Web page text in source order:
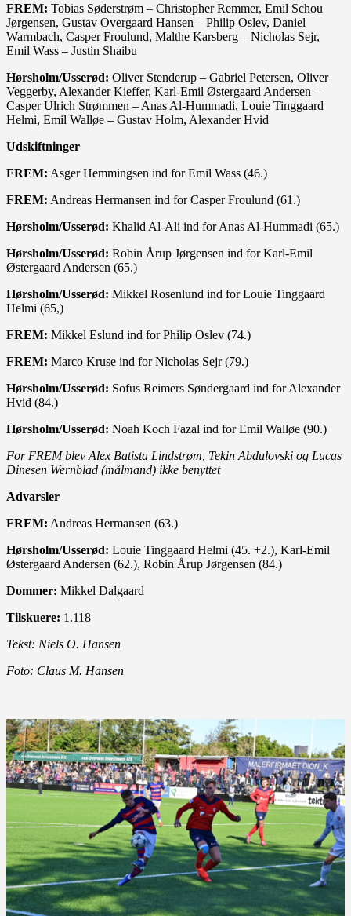
FREM: Tobias Søderstrøm – Christopher Remmer, Emil Schou
Jørgensen, Gustav Overgaard Hansen – Philip Oslev, Daniel
Warmbach, Casper Froulund, Malthe Karsberg – Nicholas Sejr,
Emil Wass – Justin Shaibu
Hørsholm/Usserød: Oliver Stenderup – Gabriel Petersen, Oliver
Veggerby, Alexander Kieffer, Karl-Emil Østergaard Andersen –
Casper Ulrich Strømmen – Anas Al-Hummadi, Louie Tinggaard
Helmi, Emil Walløe – Gustav Holm, Alexander Hvid
Udskiftninger
FREM: Asger Hemmingsen ind for Emil Wass (46.)
FREM: Andreas Hermansen ind for Casper Froulund (61.)
Hørsholm/Usserød: Khalid Al-Ali ind for Anas Al-Hummadi (65.)
Hørsholm/Usserød: Robin Årup Jørgensen ind for Karl-Emil
Østergaard Andersen (65.)
Hørsholm/Usserød: Mikkel Rosenlund ind for Louie Tinggaard
Helmi (65,)
FREM: Mikkel Eslund ind for Philip Oslev (74.)
FREM: Marco Kruse ind for Nicholas Sejr (79.)
Hørsholm/Usserød: Sofus Reimers Søndergaard ind for Alexander
Hvid (84.)
Hørsholm/Usserød: Noah Koch Fazal ind for Emil Walløe (90.)
For FREM blev Alex Batista Lindstrøm, Tekin Abdulovski og Lucas
Dinesen Wernblad (målmand) ikke benyttet
Advarsler
FREM: Andreas Hermansen (63.)
Hørsholm/Usserød: Louie Tinggaard Helmi (45. +2.), Karl-Emil
Østergaard Andersen (62.), Robin Årup Jørgensen (84.)
Dommer: Mikkel Dalgaard
Tilskuere: 1.118
Tekst: Niels O. Hansen
Foto: Claus M. Hansen